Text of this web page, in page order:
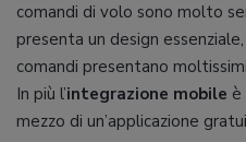
comandi di volo sono molto
presenta un design
comandi presentano
In più l’integrazione mobile è
mezzo di un’applicazione